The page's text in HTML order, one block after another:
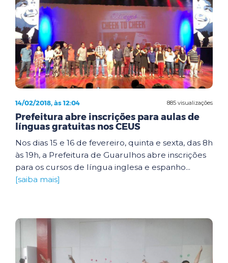
885 visualizações
14/02/2018, às 12:04
Prefeitura abre inscrições para aulas de
línguas gratuitas nos CEUS
Nos dias 15 e 16 de fevereiro, quinta e sexta, das 8h
às 19h, a Prefeitura de Guarulhos abre inscrições
para os cursos de língua inglesa e espanho...
[saiba mais]